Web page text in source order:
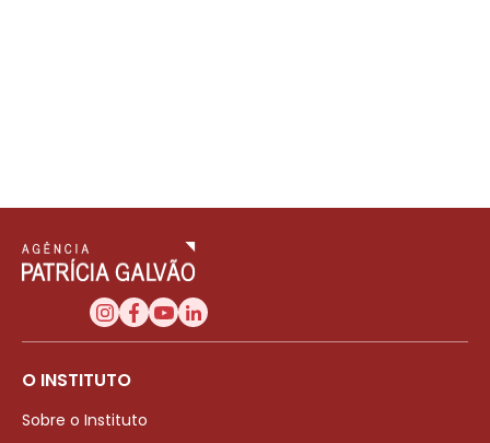
O INSTITUTO
Sobre o Instituto